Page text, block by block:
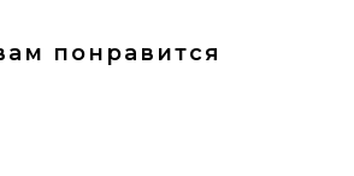
понравится